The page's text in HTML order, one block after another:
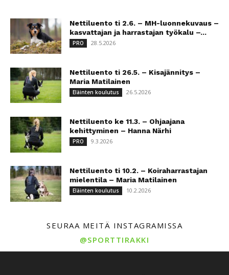
Nettiluento ti 2.6. – MH-luonnekuvaus –
kasvattajan ja harrastajan työkalu –...
PRO 28.5.2026
Nettiluento ti 26.5. – Kisajännitys –
Maria Matilainen
Eläinten koulutus 26.5.2026
Nettiluento ke 11.3. – Ohjaajana
kehittyminen – Hanna Närhi
PRO 9.3.2026
Nettiluento ti 10.2. – Koiraharrastajan
mielentila – Maria Matilainen
Eläinten koulutus 10.2.2026
SEURAA MEITÄ INSTAGRAMISSA
@SPORTTIRAKKI